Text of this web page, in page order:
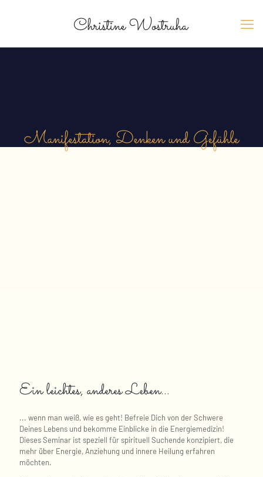
Manifestation, Denken und Gefühle
Ein leichtes, anderes Leben...
... wenn man weiß, wie es geht! Befreie Dich von der Schwere
Deines Lebens und bekomme Einblicke in die Energiemedizin!
Dieses Seminar ist speziell für spirituell Suchende konzipiert, die
mehr über Energie, Anziehung und innere Heilung erfahren
möchten.